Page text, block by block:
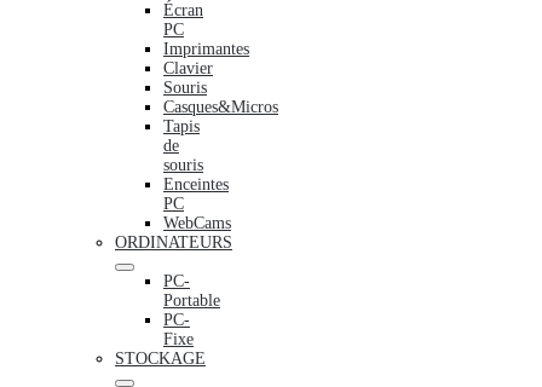
Écran
PC
Imprimantes
Clavier
Souris
Casques&Micros
Tapis
de
souris
Enceintes
PC
WebCams
ORDINATEURS
PC-
Portable
PC-
Fixe
STOCKAGE